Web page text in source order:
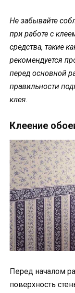
Не забывайте
при работе с
средства, такие
рекомендуется
перед основной
правильности
клея.
Клеение
Перед началом
поверхность